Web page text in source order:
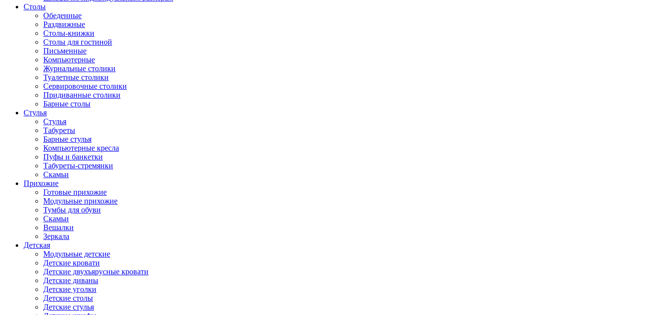
Столы
Обеденные
Раздвижные
Столы-книжки
Столы для гостиной
Письменные
Компьютерные
Журнальные столики
Туалетные столики
Сервировочные столики
Придиванные столики
Барные столы
Стулья
Стулья
Табуреты
Барные стулья
Компьютерные кресла
Пуфы и банкетки
Табуреты-стремянки
Скамьи
Прихожие
Готовые прихожие
Модульные прихожие
Тумбы для обуви
Скамьи
Вешалки
Зеркала
Детская
Модульные детские
Детские кровати
Детские двухъярусные кровати
Детские диваны
Детские уголки
Детские столы
Детские стулья